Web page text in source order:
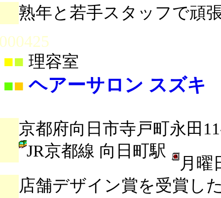
熟年と若手スタッフで頑
■ 理容室
■■ ヘアーサロン スズキ
京都府向日市寺戸町永田
JR京都線 向日町駅
月曜
店舗デザイン賞を受賞し